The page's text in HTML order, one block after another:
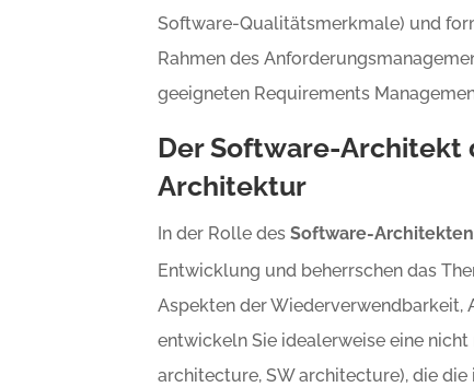
Software-Qualitätsmerkmale) und
Rahmen des
geeigneten Requirements
Der Software-
Architektur
In der Rolle desSoftware-Architekten
Entwicklung und beherrschen das
Aspekten der
entwickeln Sie idealerweise eine
architecture, SW architecture), die